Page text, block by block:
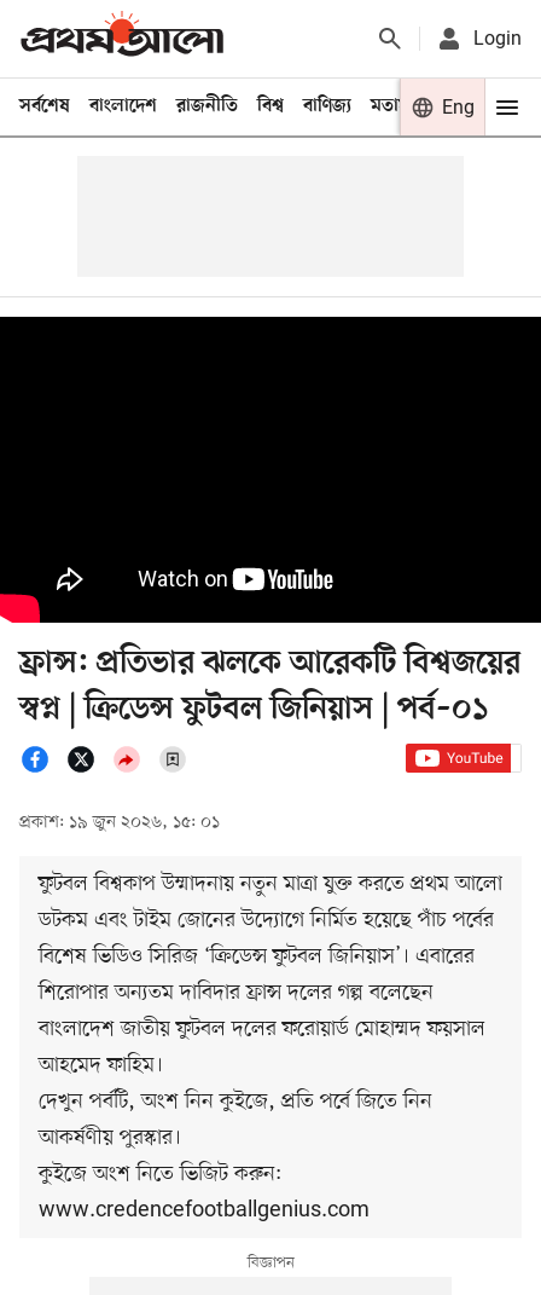
Login
সর্বশেষ বাংলাদেশ রাজনীতি বিশ্ব বাণিজ্য মতামত খেলা
Eng
ফ্রান্স: প্রতিভার ঝলকে আরেকটি বিশ্বজয়ের
স্বপ্ন | ক্রিডেন্স ফুটবল জিনিয়াস | পর্ব–০১
প্রকাশ: ১৯ জুন ২০২৬, ১৫: ০১
ফুটবল বিশ্বকাপ উম্মাদনায় নতুন মাত্রা যুক্ত করতে প্রথম আলো
ডটকম এবং টাইম জোনের উদ্যোগে নির্মিত হয়েছে পাঁচ পর্বের
বিশেষ ভিডিও সিরিজ ‘ক্রিডেন্স ফুটবল জিনিয়াস’। এবারের
শিরোপার অন্যতম দাবিদার ফ্রান্স দলের গল্প বলেছেন
বাংলাদেশ জাতীয় ফুটবল দলের ফরোয়ার্ড মোহাম্মদ ফয়সাল
আহমেদ ফাহিম।
দেখুন পর্বটি, অংশ নিন কুইজে, প্রতি পর্বে জিতে নিন
আকর্ষণীয় পুরস্কার।
কুইজে অংশ নিতে ভিজিট করুন:
www.credencefootballgenius.com